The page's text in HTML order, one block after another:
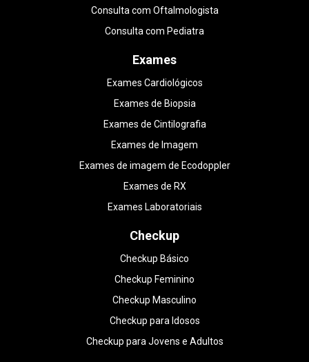
Consulta com Oftalmologista
Consulta com Pediatra
Exames
Exames Cardiológicos
Exames de Biopsia
Exames de Cintilografia
Exames de Imagem
Exames de imagem de Ecodoppler
Exames de RX
Exames Laboratoriais
Checkup
Checkup Básico
Checkup Feminino
Checkup Masculino
Checkup para Idosos
Checkup para Jovens e Adultos